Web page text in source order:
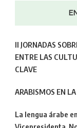
II JORNADAS
ENTRE LAS
CLAVE
ARABISMOS EN
La lengua árabe